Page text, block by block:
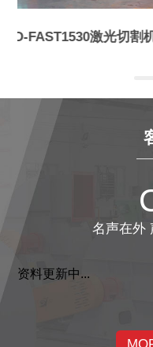
OKAY1600数控旋压
名声在外
资料更新中...